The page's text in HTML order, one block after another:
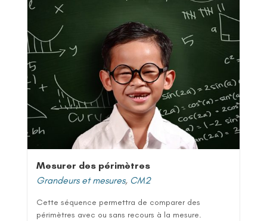
Mesurer des périmètres
Grandeurs et mesures, CM2
Cette séquence permettra de comparer des
périmètres avec ou sans recours à la mesure.